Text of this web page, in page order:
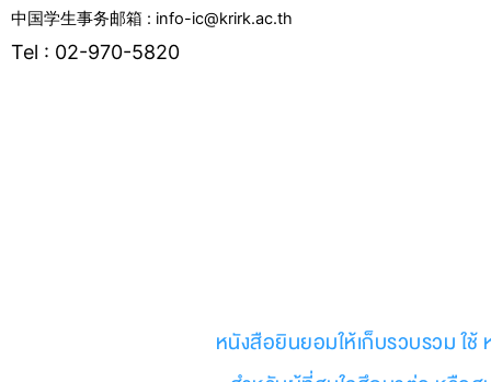
中国学生事务邮箱 : info-ic@krirk.ac.th
Tel : 02-970-5820
a t o
หนังสือยินยอมให้เก็บรวบรวม ใ